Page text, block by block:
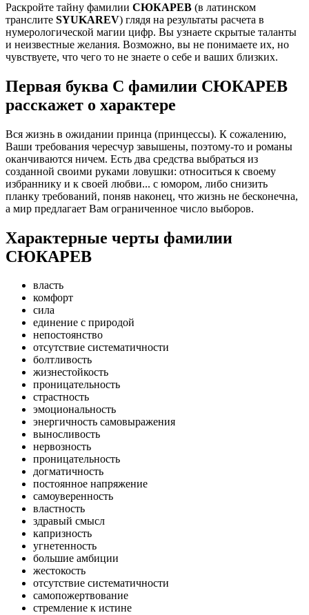
Раскройте тайну фамилии СЮКАРЕВ (в латинском
транслите SYUKAREV) глядя на результаты расчета в
нумерологической магии цифр. Вы узнаете скрытые таланты
и неизвестные желания. Возможно, вы не понимаете их, но
чувствуете, что чего то не знаете о себе и ваших близких.
Первая буква С фамилии СЮКАРЕВ
расскажет о характере
Вся жизнь в ожидании принца (принцессы). К сожалению,
Ваши требования чересчур завышены, поэтому-то и романы
оканчиваются ничем. Есть два средства выбраться из
созданной своими руками ловушки: относиться к своему
избраннику и к своей любви... с юмором, либо снизить
планку требований, поняв наконец, что жизнь не бесконечна,
а мир предлагает Вам ограниченное число выборов.
Характерные черты фамилии
СЮКАРЕВ
власть
комфорт
сила
единение с природой
непостоянство
отсутствие систематичности
болтливость
жизнестойкость
проницательность
страстность
эмоциональность
энергичность самовыражения
выносливость
нервозность
проницательность
догматичность
постоянное напряжение
самоуверенность
властность
здравый смысл
капризность
угнетенность
большие амбиции
жестокость
отсутствие систематичности
самопожертвование
стремление к истине